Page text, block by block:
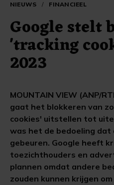
NIEUWS / FINANCIEEL
Google stelt
'tracking
2023
MOUNTAIN VIEW (ANP/
gaat het blokkeren van
cookies' uitstellen tot
was het de bedoeling dat
gebeuren. Google heeft
toezichthouders en
plannen omdat andere
zouden kunnen krijgen